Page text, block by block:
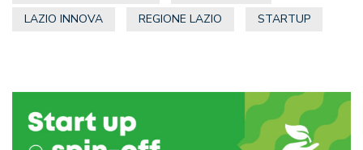
LAZIO INNOVA
REGIONE LAZIO STARTUP